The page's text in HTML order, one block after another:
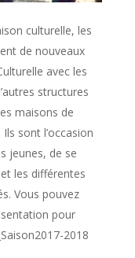
culturelle, les
de nouveaux
avec les
structures
maisons de
sont l’occasion
jeunes, de se
les différentes
Vous pouvez
pour
2018